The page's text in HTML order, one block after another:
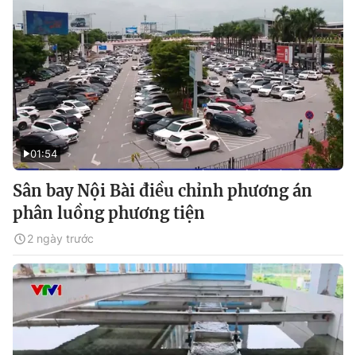
01:54
Sân bay Nội Bài điều chỉnh phương án
phân luồng phương tiện
2 ngày trước